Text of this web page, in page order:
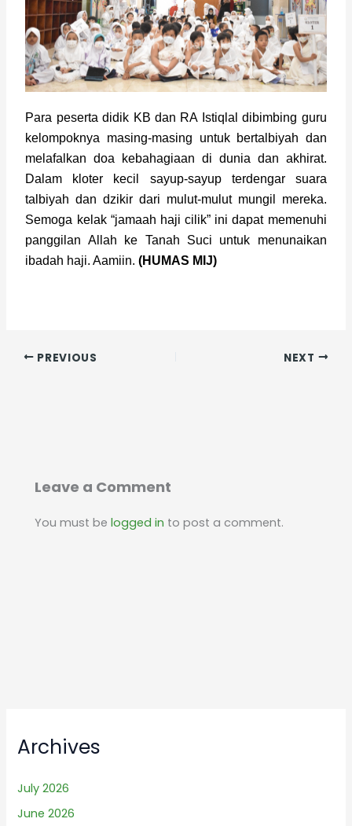
Para peserta didik KB dan RA Istiqlal dibimbing guru
kelompoknya masing-masing untuk bertalbiyah dan
melafalkan doa kebahagiaan di dunia dan akhirat.
Dalam kloter kecil sayup-sayup terdengar suara
talbiyah dan dzikir dari mulut-mulut mungil mereka.
Semoga kelak “jamaah haji cilik” ini dapat memenuhi
panggilan Allah ke Tanah Suci untuk menunaikan
ibadah haji. Aamiin. (HUMAS MIJ)
PREVIOUS NEXT
Leave a Comment
You must belogged in to post a comment.
Archives
July 2026
June 2026